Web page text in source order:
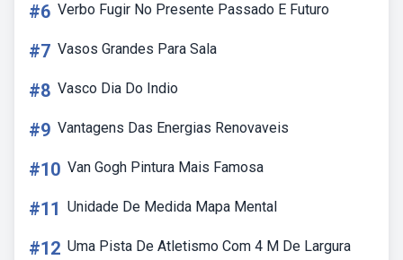
#6 Verbo Fugir No Presente Passado E Futuro
#7 Vasos Grandes Para Sala
#8 Vasco Dia Do Indio
#9 Vantagens Das Energias Renovaveis
#10 Van Gogh Pintura Mais Famosa
#11 Unidade De Medida Mapa Mental
#12 Uma Pista De Atletismo Com 4 M De Largura